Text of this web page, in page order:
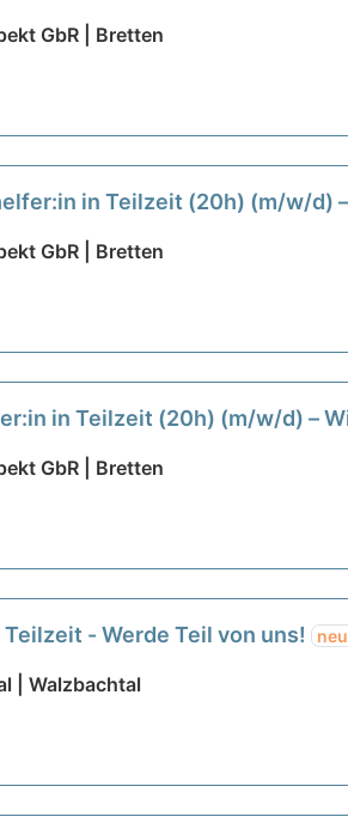
GbR | Bretten
in Teilzeit (20h) (m/w/d)
GbR | Bretten
in Teilzeit (20h) (m/w/d) –
GbR | Bretten
- Werde Teil von uns! neu
| Walzbachtal